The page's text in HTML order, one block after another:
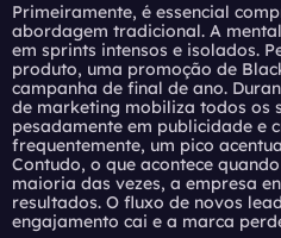
Primeiramente, é essencial
abordagem tradicional. A
em sprints intensos e isolados.
produto, uma promoção de
campanha de final de ano.
de marketing mobiliza todos os
pesadamente em publicidade e
frequentemente, um pico
Contudo, o que acontece
maioria das vezes, a empresa
resultados. O fluxo de novos
engajamento cai e a marca